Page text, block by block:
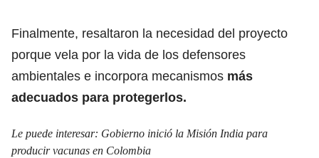
Finalmente, resaltaron la necesidad del proyecto
porque vela por la vida de los defensores
ambientales e incorpora mecanismos más
adecuados para protegerlos.
Le puede interesar: Gobierno inició la Misión India para
producir vacunas en Colombia